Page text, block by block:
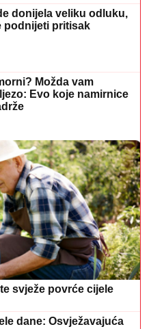
donijela veliku odluku,
podnijeti pritisak
Možda vam
Evo koje namirnice
svježe povrće cijele
dane: Osvježavajuća